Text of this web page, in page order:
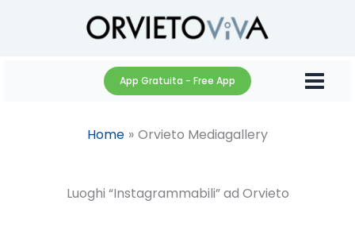
App Gratuita - Free App
Home Orvieto Mediagallery
Luoghi “Instagrammabili” ad Orvieto